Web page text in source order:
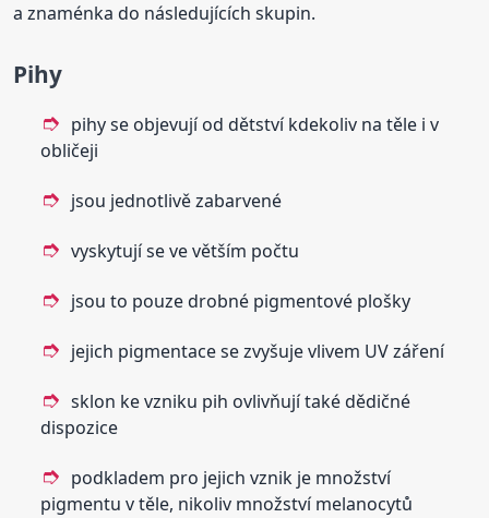
a znaménka do následujících skupin.
Pihy
pihy se objevují od dětství kdekoliv na těle i v
obličeji
jsou jednotlivě zabarvené
vyskytují se ve větším počtu
jsou to pouze drobné pigmentové plošky
jejich pigmentace se zvyšuje vlivem UV záření
sklon ke vzniku pih ovlivňují také dědičné
dispozice
podkladem pro jejich vznik je množství
pigmentu v těle, nikoliv množství melanocytů